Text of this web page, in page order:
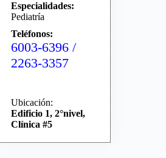
Especialidades:
Pediatría
Teléfonos:
6003-6396 /
2263-3357
Ubicación:
Edificio 1, 2°nivel,
Clínica #5